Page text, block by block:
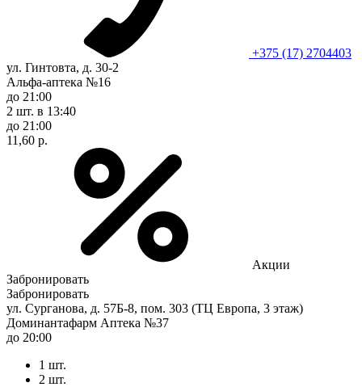
+375 (17) 2704403
ул. Гинтовта, д. 30-2
Альфа-аптека №16
до 21:00
2 шт. в 13:40
до 21:00
11,60 р.
Акции
Забронировать
Забронировать
ул. Сурганова, д. 57Б-8, пом. 303 (ТЦ Европа, 3 этаж)
Доминантафарм Аптека №37
до 20:00
1 шт.
2 шт.